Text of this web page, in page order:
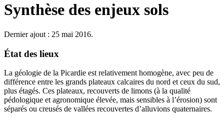
Synthèse des enjeux sols
Dernier ajout : 25 mai 2016.
État des lieux
La géologie de la Picardie est relativement homogène, avec peu de
différence entre les grands plateaux calcaires du nord et ceux du sud,
plus étagés. Ces plateaux, recouverts de limons (à la qualité
pédologique et agronomique élevée, mais sensibles à l’érosion) sont
séparés ou creusés de vallées recouvertes d’alluvions quaternaires.